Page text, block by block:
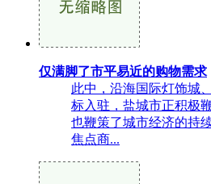
仅满脚了市平易近的购物需求
此中，沿海国际灯饰城
标入驻，盐城市正积极
也鞭策了城市经济的持
焦点商...